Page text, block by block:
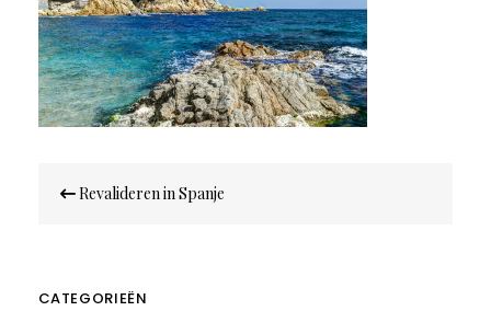
navigatie
Revalideren in Spanje
CATEGORIEËN